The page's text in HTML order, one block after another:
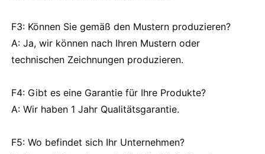
F3: Können Sie gemäß den Mustern produzieren?
A: Ja, wir können nach Ihren Mustern oder
technischen Zeichnungen produzieren.
F4: Gibt es eine Garantie für Ihre Produkte?
A: Wir haben 1 Jahr Qualitätsgarantie.
F5: Wo befindet sich Ihr Unternehmen?